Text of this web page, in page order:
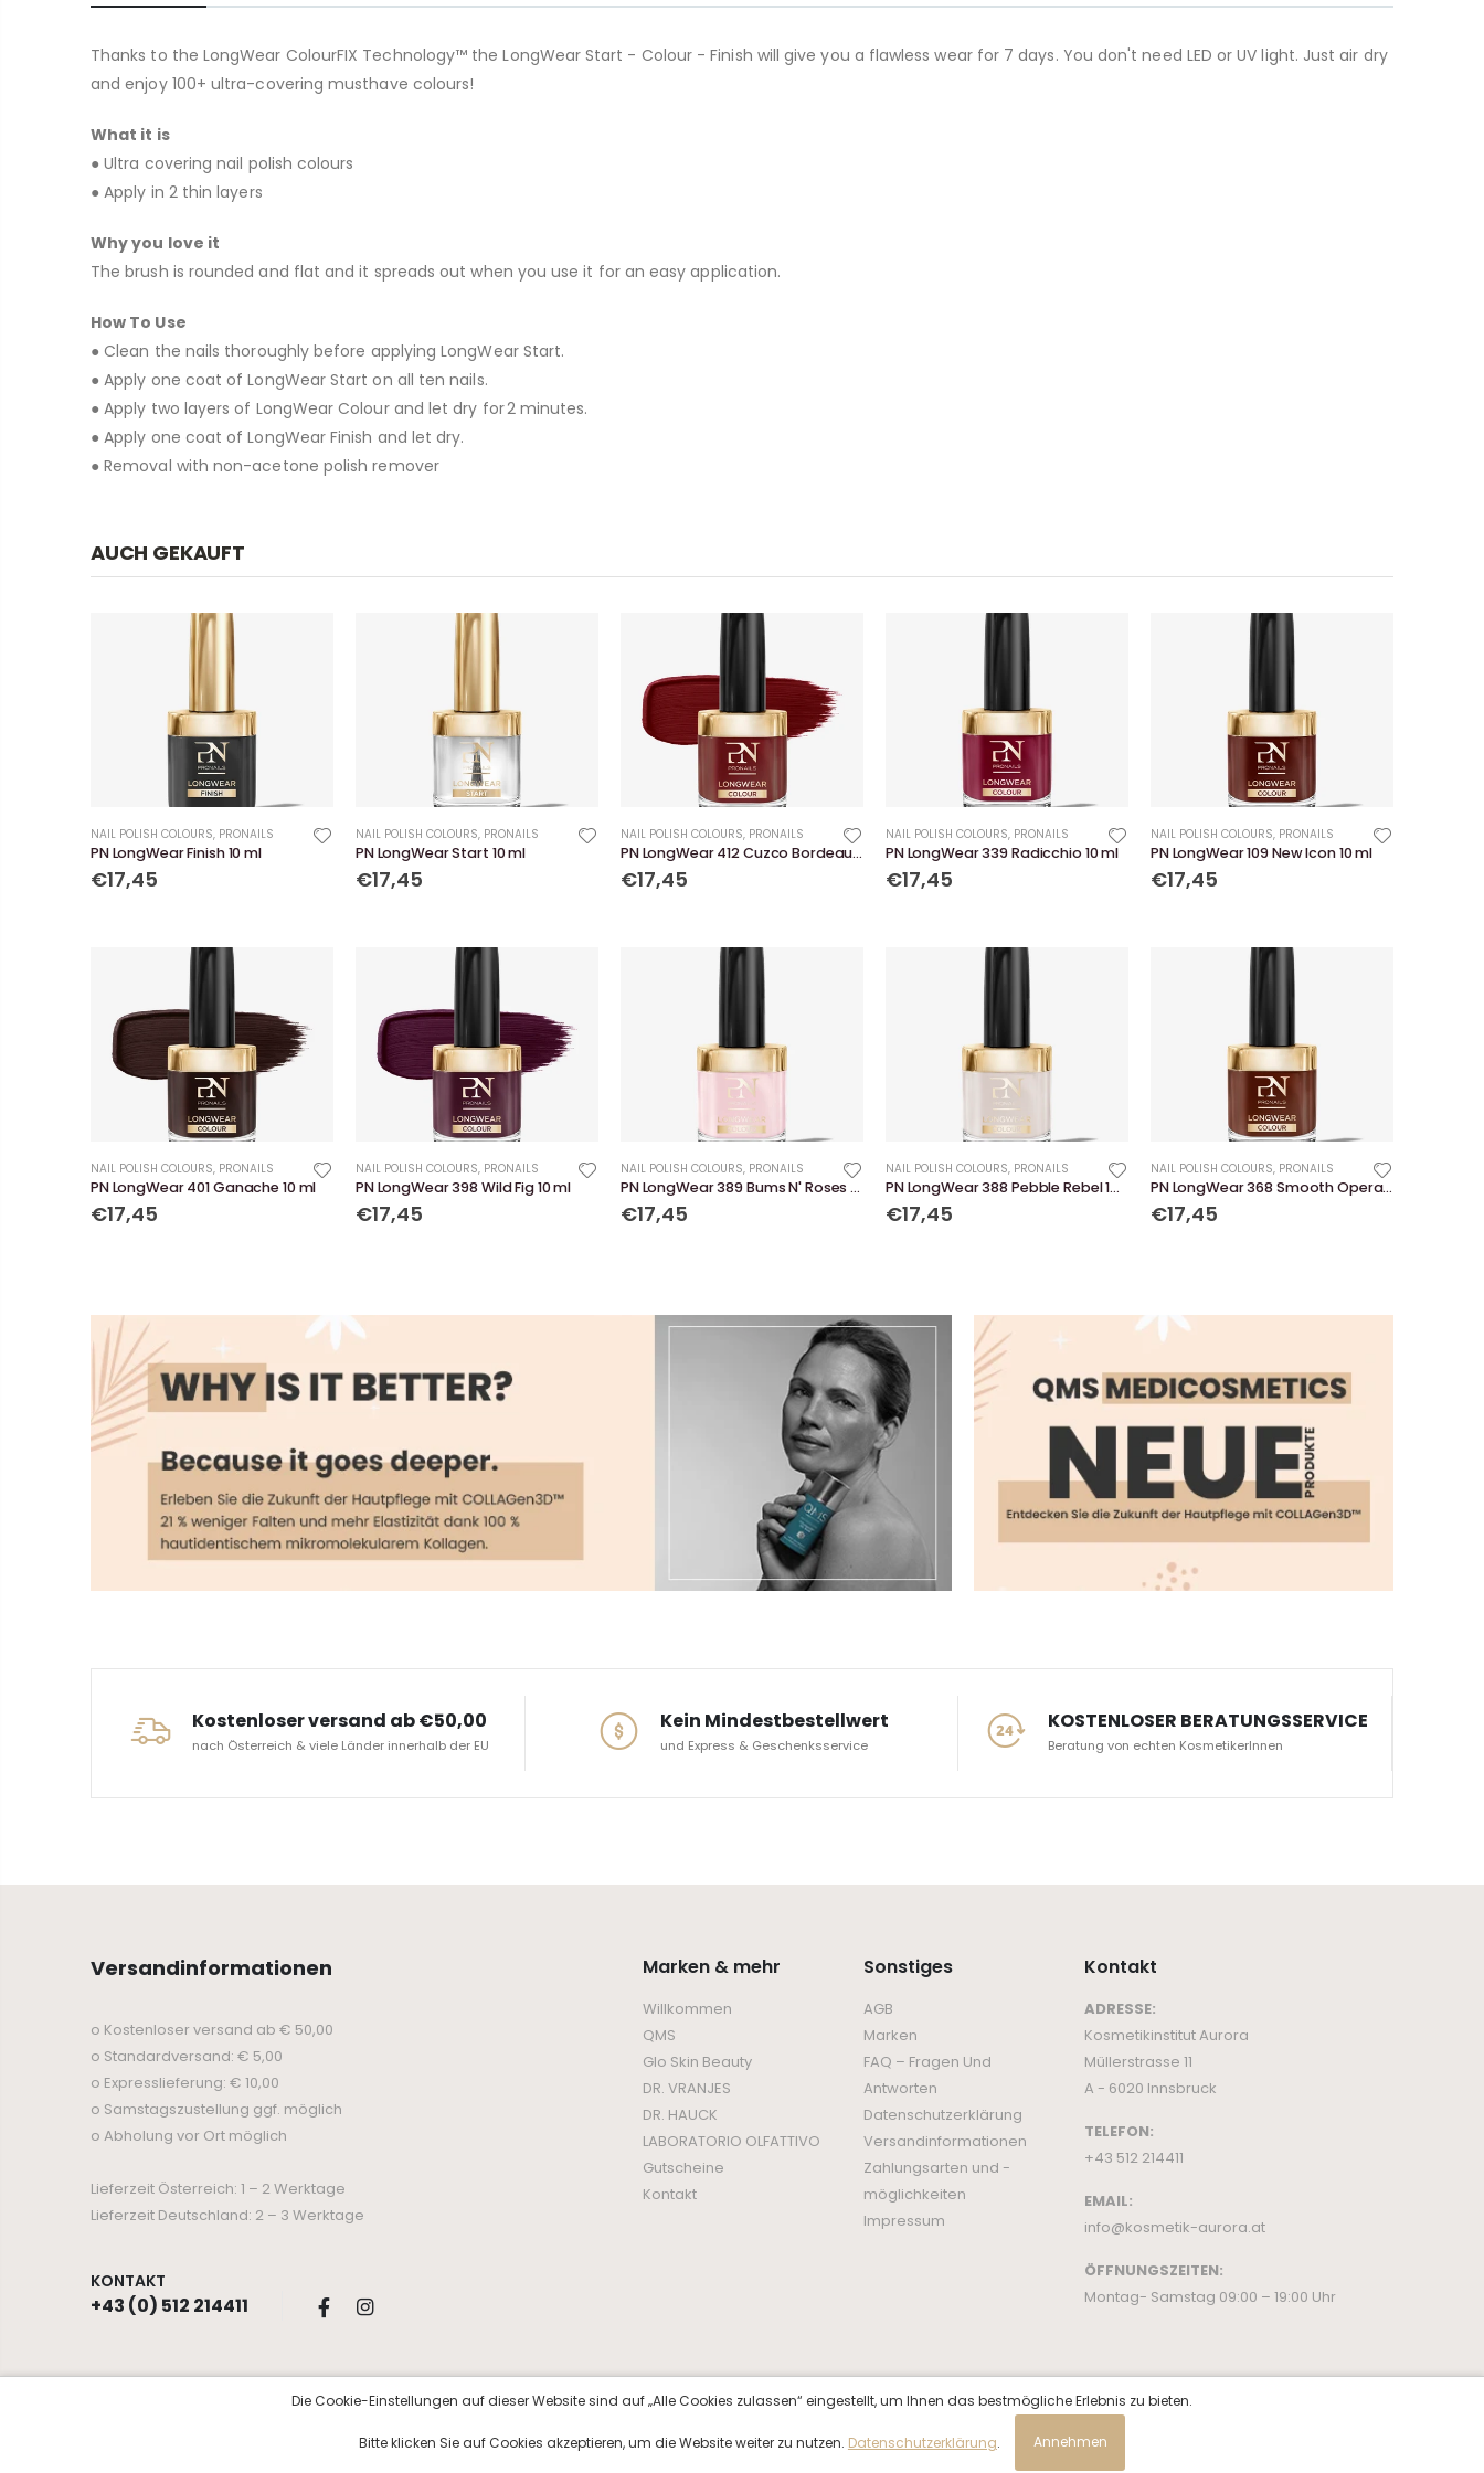
Thanks to the LongWear ColourFIX Technology™ the LongWear Start - Colour - Finish will give you a flawless wear for 7 days. You don't need LED or UV light. Just air dry
and enjoy 100+ ultra-covering musthave colours!
What it is
● Ultra covering nail polish colours
● Apply in 2 thin layers
Why you love it
The brush is rounded and flat and it spreads out when you use it for an easy application.
How To Use
● Clean the nails thoroughly before applying LongWear Start.
● Apply one coat of LongWear Start on all ten nails.
● Apply two layers of LongWear Colour and let dry for 2 minutes.
● Apply one coat of LongWear Finish and let dry.
● Removal with non-acetone polish remover
AUCH GEKAUFT
NAIL POLISH COLOURS, PRONAILS
PN LongWear Finish 10 ml
€17,45
NAIL POLISH COLOURS, PRONAILS
PN LongWear Start 10 ml
€17,45
NAIL POLISH COLOURS, PRONAILS
PN LongWear 412 Cuzco Bordeaux 10 ml
€17,45
NAIL POLISH COLOURS, PRONAILS
PN LongWear 339 Radicchio 10 ml
€17,45
NAIL POLISH COLOURS, PRONAILS
PN LongWear 109 New Icon 10 ml
€17,45
NAIL POLISH COLOURS, PRONAILS
PN LongWear 401 Ganache 10 ml
€17,45
NAIL POLISH COLOURS, PRONAILS
PN LongWear 398 Wild Fig 10 ml
€17,45
NAIL POLISH COLOURS, PRONAILS
PN LongWear 389 Bums N' Roses 10 ml
€17,45
NAIL POLISH COLOURS, PRONAILS
PN LongWear 388 Pebble Rebel 10 ml
€17,45
NAIL POLISH COLOURS, PRONAILS
PN LongWear 368 Smooth Operator 10 ml
€17,45
Kostenloser versand ab €50,00
nach Österreich & viele Länder innerhalb der EU
Kein Mindestbestellwert
und Express & Geschenksservice
KOSTENLOSER BERATUNGSSERVICE
Beratung von echten KosmetikerInnen
Versandinformationen
o Kostenloser versand ab € 50,00
o Standardversand: € 5,00
o Expresslieferung: € 10,00
o Samstagszustellung ggf. möglich
o Abholung vor Ort möglich
Lieferzeit Österreich: 1 – 2 Werktage
Lieferzeit Deutschland: 2 – 3 Werktage
KONTAKT
+43 (0) 512 214411
Marken & mehr
Willkommen
QMS
Glo Skin Beauty
DR. VRANJES
DR. HAUCK
LABORATORIO OLFATTIVO
Gutscheine
Kontakt
Sonstiges
AGB
Marken
FAQ – Fragen Und
Antworten
Datenschutzerklärung
Versandinformationen
Zahlungsarten und -
möglichkeiten
Impressum
Kontakt
ADRESSE:
Kosmetikinstitut Aurora
Müllerstrasse 11
A - 6020 Innsbruck
TELEFON:
+43 512 214411
EMAIL:
info@kosmetik-aurora.at
ÖFFNUNGSZEITEN:
Montag- Samstag 09:00 – 19:00 Uhr
Die Cookie-Einstellungen auf dieser Website sind auf „Alle Cookies zulassen“ eingestellt, um Ihnen das bestmögliche Erlebnis zu bieten.
Bitte klicken Sie auf Cookies akzeptieren, um die Website weiter zu nutzen. Datenschutzerklärung. Annehmen